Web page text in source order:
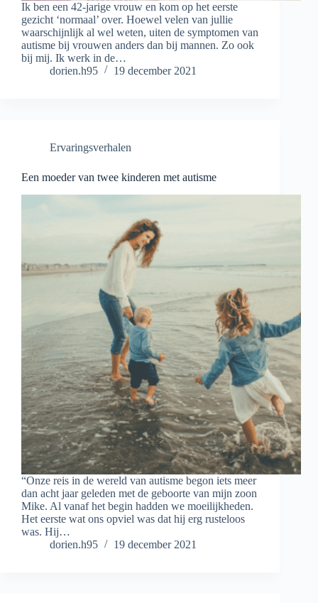
Ik ben een 42-jarige vrouw en kom op het eerste
gezicht ‘normaal’ over. Hoewel velen van jullie
waarschijnlijk al wel weten, uiten de symptomen van
autisme bij vrouwen anders dan bij mannen. Zo ook
bij mij. Ik werk in de…
dorien.h95
19 december 2021
Ervaringsverhalen
Een moeder van twee kinderen met autisme
“Onze reis in de wereld van autisme begon iets meer
dan acht jaar geleden met de geboorte van mijn zoon
Mike. Al vanaf het begin hadden we moeilijkheden.
Het eerste wat ons opviel was dat hij erg rusteloos
was. Hij…
dorien.h95
19 december 2021